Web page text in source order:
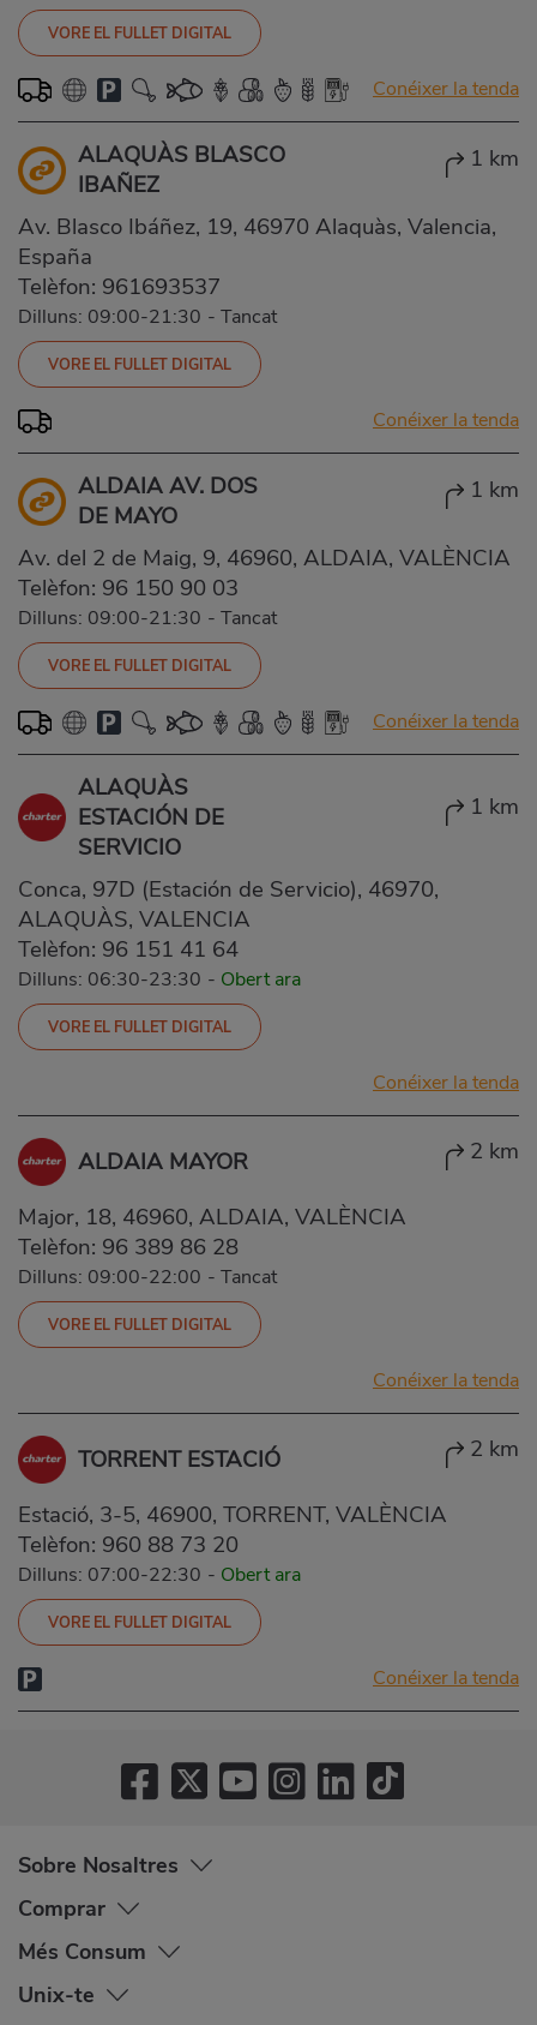
VORE EL FULLET DIGITAL
Conéixer la tenda
ALAQUÀS BLASCO
IBAÑEZ
1 km
Av. Blasco Ibáñez, 19, 46970 Alaquàs, Valencia,
España
Telèfon: 961693537
Dilluns: 09:00-21:30 - Tancat
VORE EL FULLET DIGITAL
Conéixer la tenda
ALDAIA AV. DOS
DE MAYO
1 km
Av. del 2 de Maig, 9, 46960, ALDAIA, VALÈNCIA
Telèfon: 96 150 90 03
Dilluns: 09:00-21:30 - Tancat
VORE EL FULLET DIGITAL
Conéixer la tenda
ALAQUÀS
ESTACIÓN DE
SERVICIO
1 km
Conca, 97D (Estación de Servicio), 46970,
ALAQUÀS, VALENCIA
Telèfon: 96 151 41 64
Dilluns: 06:30-23:30 - Obert ara
VORE EL FULLET DIGITAL
Conéixer la tenda
ALDAIA MAYOR 2 km
Major, 18, 46960, ALDAIA, VALÈNCIA
Telèfon: 96 389 86 28
Dilluns: 09:00-22:00 - Tancat
VORE EL FULLET DIGITAL
Conéixer la tenda
TORRENT ESTACIÓ 2 km
Estació, 3-5, 46900, TORRENT, VALÈNCIA
Telèfon: 960 88 73 20
Dilluns: 07:00-22:30 - Obert ara
VORE EL FULLET DIGITAL
Conéixer la tenda
Sobre Nosaltres
Comprar
Més Consum
Unix-te